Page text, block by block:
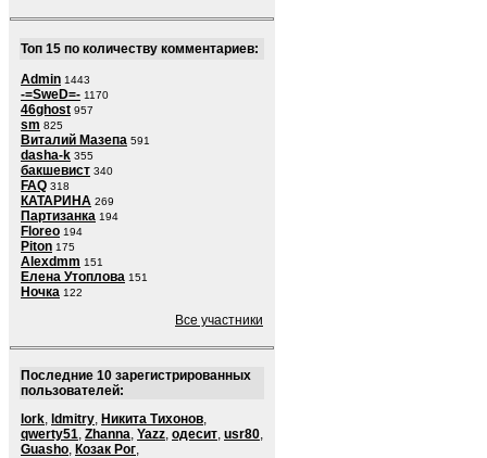
Топ 15 по количеству комментариев:
Admin 1443
-=SweD=- 1170
46ghost 957
sm 825
Виталий Мазепа 591
dasha-k 355
бакшевист 340
FAQ 318
КАТАРИНА 269
Партизанка 194
Floreo 194
Piton 175
Alexdmm 151
Елена Утоплова 151
Ночка 122
Все участники
Последние 10 зарегистрированных
пользователей:
lork, ldmitry, Никита Тихонов,
qwerty51, Zhanna, Yazz, одесит, usr80,
Guasho, Козак Рог,